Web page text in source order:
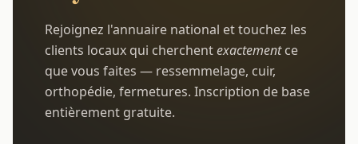
Rejoignez l'annuaire national et touchez les
clients locaux qui cherchentexactementce
que vous faites — ressemmelage, cuir,
orthopédie, fermetures. Inscription de base
entièrement gratuite.